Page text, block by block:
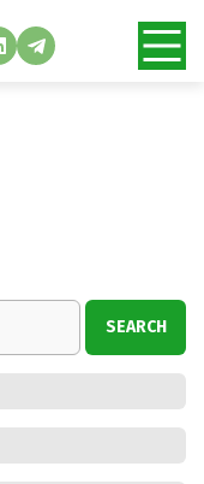
SEARCH